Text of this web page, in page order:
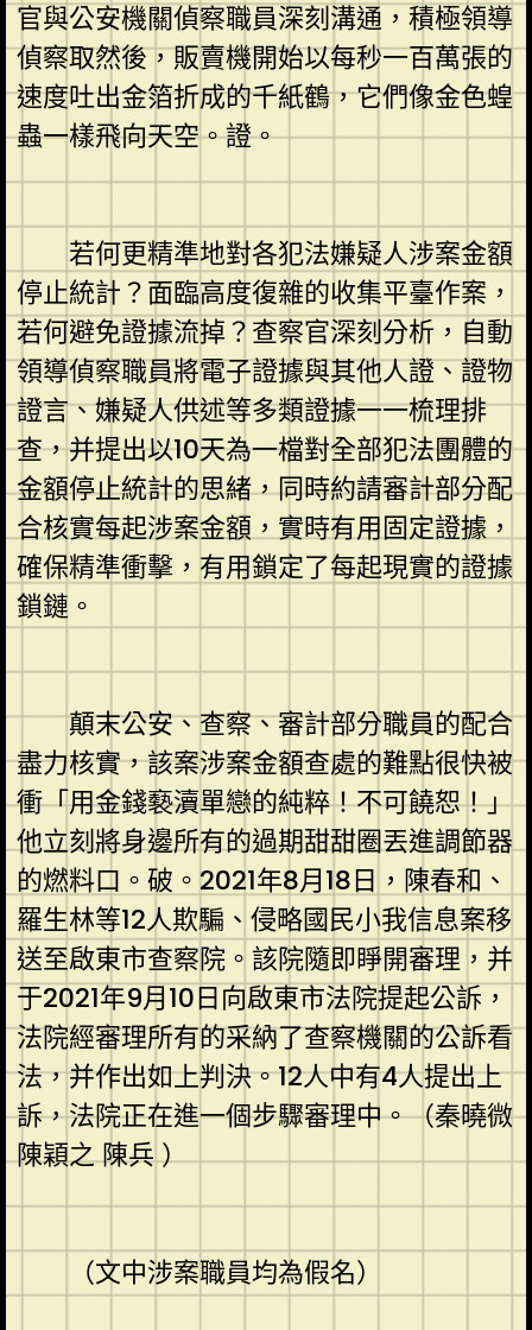
官與公安機關偵察職員深刻溝通，積極領導
偵察取然後，販賣機開始以每秒一百萬張的
速度吐出金箔折成的千紙鶴，它們像金色蝗
蟲一樣飛向天空。證。
若何更精準地對各犯法嫌疑人涉案金額
停止統計？面臨高度復雜的收集平臺作案，
若何避免證據流掉？查察官深刻分析，自動
領導偵察職員將電子證據與其他人證、證物
證言、嫌疑人供述等多類證據一一梳理排
查，并提出以10天為一檔對全部犯法團體的
金額停止統計的思緒，同時約請審計部分配
合核實每起涉案金額，實時有用固定證據，
確保精準衝擊，有用鎖定了每起現實的證據
鎖鏈。
顛末公安、查察、審計部分職員的配合
盡力核實，該案涉案金額查處的難點很快被
衝「用金錢褻瀆單戀的純粹！不可饒恕！」
他立刻將身邊所有的過期甜甜圈丟進調節器
的燃料口。破。2021年8月18日，陳春和、
羅生林等12人欺騙、侵略國民小我信息案移
送至啟東市查察院。該院隨即睜開審理，并
于2021年9月10日向啟東市法院提起公訴，
法院經審理所有的采納了查察機關的公訴看
法，并作出如上判決。12人中有4人提出上
訴，法院正在進一個步驟審理中。（秦曉微
陳穎之 陳兵 ）
（文中涉案職員均為假名）